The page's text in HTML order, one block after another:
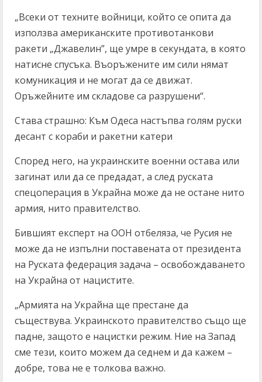
„Всеки от техните войници, който се опита да
използва американските противотанкови
ракети „Джавелин”, ще умре в секундата, в която
натисне спусъка. Въоръжените им сили нямат
комуникация и не могат да се движат.
Оръжейните им складове са разрушени“.
Става страшно: Към Одеса настъпва голям руски
десант с кораби и ракетни катери
Според него, на украинските военни остава или
загинат или да се предадат, а след руската
спецоперация в Украйна може да не остане нито
армия, нито правителство.
Бившият експерт на ООН отбеляза, че Русия не
може да не изпълни поставената от президента
на Руската федерация задача – освобождаването
на Украйна от нацистите.
„Армията на Украйна ще престане да
съществува. Украинското правителство също ще
падне, защото е нацистки режим. Ние на Запад
сме тези, които можем да седнем и да кажем –
добре, това не е толкова важно.